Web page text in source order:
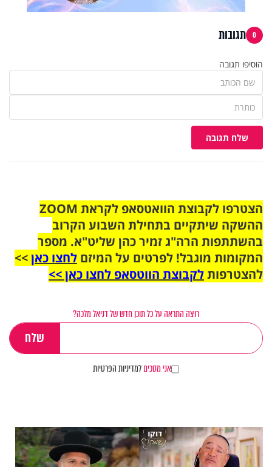
0 תגובות
הוסיפו תגובה
שלח תגובה
הצטרפו לקבוצת הוואטסאפ לקראת ZOOM
ההשקה שיתקיים בתחילת השבוע הקרוב
בהשתתפות הרה"ג זמיר כהן שליט"א. מספר
המקומות מוגבל! לפרטים על המיזם לחצו כאן>>
להצטרפותלקבוצת הווטסאפ לחצו כאן >>
רוצה התראה על כל תוכן חדש של דניאל מלכה?
אני מסכיםלמדיניות הפרטיות